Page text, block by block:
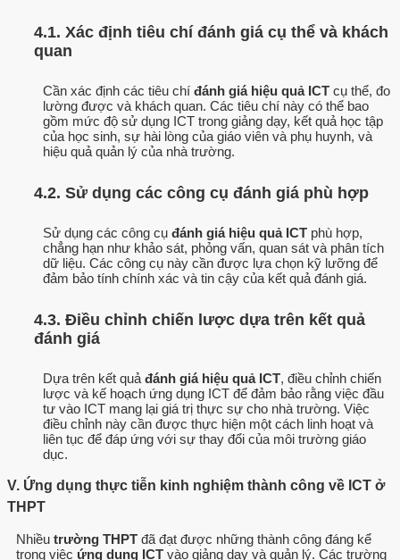
4.1. Xác định tiêu chí đánh giá cụ thể và khách
quan
Cần xác định các tiêu chí đánh giá hiệu quả ICT cụ thể, đo
lường được và khách quan. Các tiêu chí này có thể bao
gồm mức độ sử dụng ICT trong giảng dạy, kết quả học tập
của học sinh, sự hài lòng của giáo viên và phụ huynh, và
hiệu quả quản lý của nhà trường.
4.2. Sử dụng các công cụ đánh giá phù hợp
Sử dụng các công cụ đánh giá hiệu quả ICT phù hợp,
chẳng hạn như khảo sát, phỏng vấn, quan sát và phân tích
dữ liệu. Các công cụ này cần được lựa chọn kỹ lưỡng để
đảm bảo tính chính xác và tin cậy của kết quả đánh giá.
4.3. Điều chỉnh chiến lược dựa trên kết quả
đánh giá
Dựa trên kết quảđánh giá hiệu quả ICT, điều chỉnh chiến
lược và kế hoạch ứng dụng ICT để đảm bảo rằng việc đầu
tư vào ICT mang lại giá trị thực sự cho nhà trường. Việc
điều chỉnh này cần được thực hiện một cách linh hoạt và
liên tục để đáp ứng với sự thay đổi của môi trường giáo
dục.
V. Ứng dụng thực tiễn kinh nghiệm thành công về ICT ở
THPT
Nhiều trường THPT đã đạt được những thành công đáng kể
trong việc ứng dụng ICT vào giảng dạy và quản lý. Các trường